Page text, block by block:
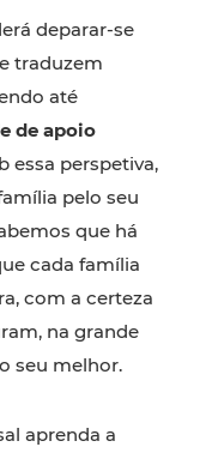
deparar-se
traduzem
até
de apoio
essa perspetiva,
pelo seu
que há
cada família
com a certeza
na grande
seu melhor.
aprenda a